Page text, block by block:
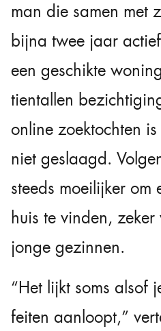
man die samen met
bijna twee jaar
een geschikte
tientallen
online zoektochten
niet geslaagd.
steeds moeilijker
huis te vinden, zeker
jonge gezinnen.
“Het lijkt soms alsof
feiten aanloopt,”